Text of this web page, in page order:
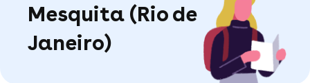
Mesquita (Rio de
Janeiro)